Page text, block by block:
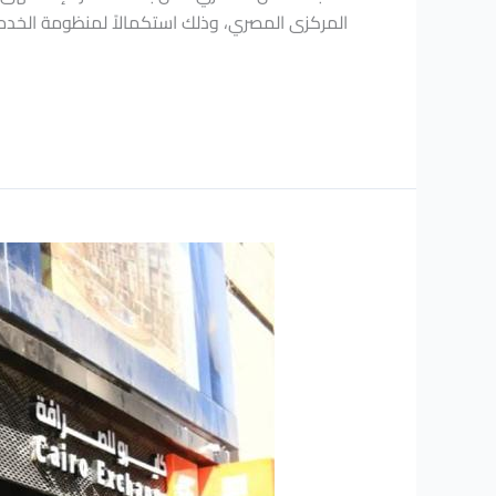
المركزى المصري، وذلك استكمالاً لمنظومة